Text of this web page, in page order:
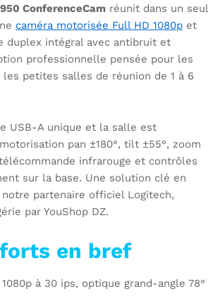
ConferenceCam réunit dans un seul
caméra motorisée Full HD 1080p et
duplex intégral avec antibruit et
professionnelle pensée pour les
petites salles de réunion de 1 à 6
USB-A unique et la salle est
pan ±180°, tilt ±55°, zoom
infrarouge et contrôles
sur la base. Une solution clé en
notre partenaire officiel Logitech,
par YouShop DZ.
en bref
à 30 ips, optique grand-angle 78°